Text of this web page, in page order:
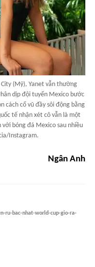
(Mỹ), Yanet vẫn thường
dịp đội tuyển Mexico bước
cách cổ vũ đầy sôi động bằng
tế nhận xét cô vẫn là một
bóng đá Mexico sau nhiều
Instagram.
Ngân Anh
ru-bac-nhat-world-cup-gio-ra-